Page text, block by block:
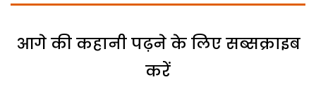
आगे की कहानी पढ़ने के लिए सब्सक्राइब
करें